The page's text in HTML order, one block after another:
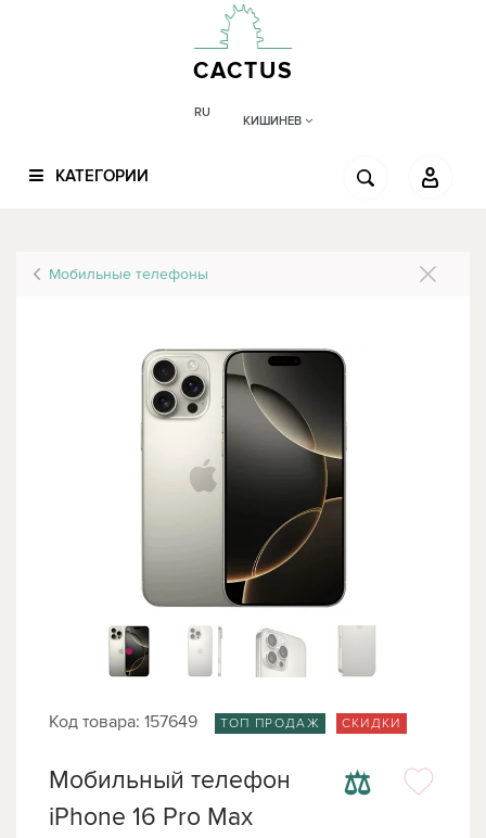
CACTUS
RU
КИШИНЕВ
КАТЕГОРИИ
Мобильные телефоны
Код товара: 157649 ТОП ПРОДАЖ СКИДКИ
⚖
Мобильный телефон
iPhone 16 Pro Max